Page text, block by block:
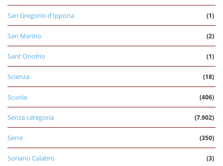
San Gregorio d'Ippona (1)
San Marino (2)
Sant'Onofrio (1)
Scienza (18)
Scuola (406)
Senza categoria (7.902)
Serre (350)
Soriano Calabro (3)